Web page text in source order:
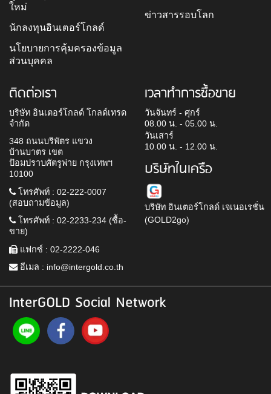
ใหม่
นักลงทุนอินเตอร์โกลด์
นโยบายการคุ้มครองข้อมูล
ส่วนบุคคล
ข่าวสารรอบโลก
ติดต่อเรา
บริษัท อินเตอร์โกลด์ โกลด์เทรด
จำกัด
348 ถนนบริพัตร แขวง
บ้านบาตร เขต
ป้อมปราบศัตรูพ่าย กรุงเทพฯ
10100
โทรศัพท์ : 02-222-0007
(สอบถามข้อมูล)
โทรศัพท์ : 02-2233-234 (ซื้อ-
ขาย)
แฟกซ์ : 02-2222-046
อีเมล : info@intergold.co.th
เวลาทำการซื้อขาย
วันจันทร์ - ศุกร์
08.00 น. - 05.00 น.
วันเสาร์
10.00 น. - 12.00 น.
บริษัทในเครือ
บริษัท อินเตอร์โกลด์ เจเนอเรชั่น
(GOLD2go)
InterGOLD Social Network